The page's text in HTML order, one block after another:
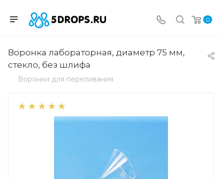
0
Воронка лабораторная, диаметр 75 мм,
стекло, без шлифа
Воронки для переливания